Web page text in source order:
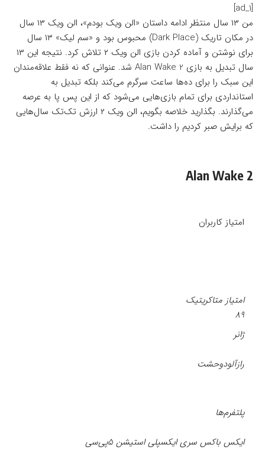
[ad_1]
من ۱۳ سال منتظر ادامه داستان «الن ویک بودم»، الن ویک ۱۳ سال
در مکان تاریک (Dark Place) محبوس بود و «سم لیک» ۱۳ سال
برای نوشتن و آماده کردن بازی الن ویک ۲ تلاش کرد. نتیجه این ۱۳
سال تبدیل به بازی Alan Wake 2 شد. عنوانی که نه فقط علاقه‌مندان
این سبک را برای ده‌ها ساعت سرگرم می‌کند بلکه تبدیل به
استانداردی برای تمام بازی‌هایی می‌شود که از این پس پا به عرصه
می‌گذارند. بگذارید خلاصه بگویم، الن ویک ۲ ارزش تک‌تک‌ سال‌هایی
که برایش صبر کردیم را داشت.
Alan Wake 2
امتیاز کاربران
امتیاز متاکریتیک
۸۹
ژانر
رازآلودوحشت
پلتفرم‌ها
ایکس باکس سری ایکسپلی استیشن ۵ پی‌سی